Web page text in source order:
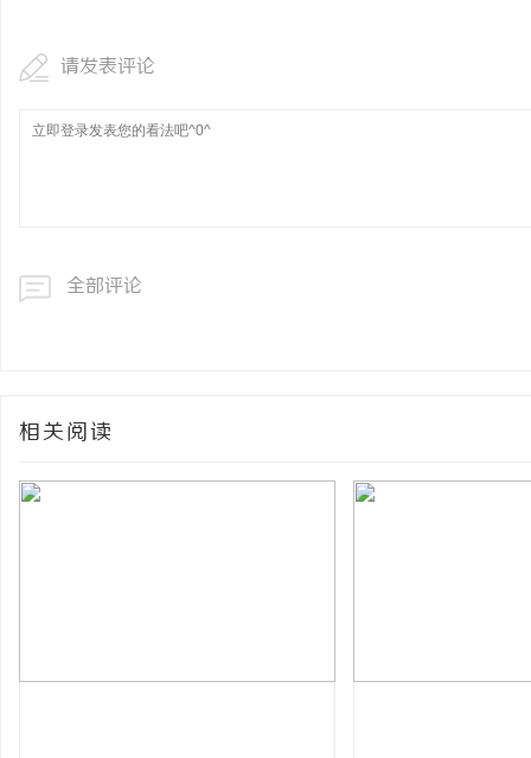
请发表评论
全部评论
相关阅读